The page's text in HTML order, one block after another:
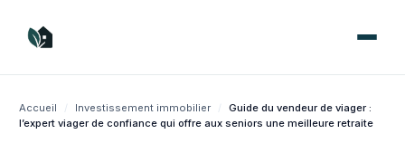
contenu
Accueil / Investissement immobilier /
Guide du vendeur de viager :
l’expert viager de confiance qui offre aux seniors une meilleure retraite